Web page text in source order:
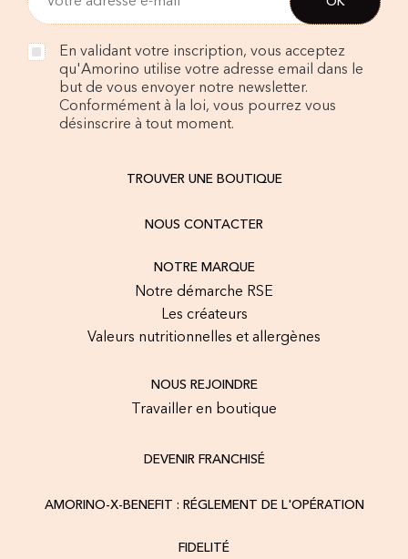
En validant votre inscription, vous acceptez
qu'Amorino utilise votre adresse email dans le
but de vous envoyer notre newsletter.
Conformément à la loi, vous pourrez vous
désinscrire à tout moment.
TROUVER UNE BOUTIQUE
NOUS CONTACTER
NOTRE MARQUE
Notre démarche RSE
Les créateurs
Valeurs nutritionnelles et allergènes
NOUS REJOINDRE
Travailler en boutique
DEVENIR FRANCHISÉ
AMORINO-X-BENEFIT : RÉGLEMENT DE L'OPÉRATION
FIDELITÉ